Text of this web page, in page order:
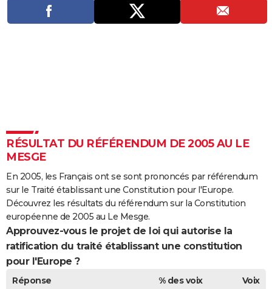
Destinations
Voyage nature
Voyage de noces
Dictionnaire
Biographies
Citations
Expressions
Proverbes
PROGRAMME TV
COPAINS D'AVANT
S'inscrire
Se connecter
Lycées
Collèges
Primaires
Universités
Entreprises
Service militaire
Avis de recherche
AVIS DE DÉCÈS
FORUM
Bricolage
Lifestyle
Culture
Sport
Auto
Television
Voyage
Cinema
RÉSULTAT DU RÉFÉRENDUM DE 2005 AU LE
MESGE
En 2005, les Français ont se sont prononcés par référendum
sur le Traité établissant une Constitution pour l'Europe.
Découvrez les résultats du référendum sur la Constitution
européenne de 2005 au Le Mesge.
Approuvez-vous le projet de loi qui autorise la
ratification du traité établissant une constitution
pour l'Europe ?
Réponse % des voix
Voix